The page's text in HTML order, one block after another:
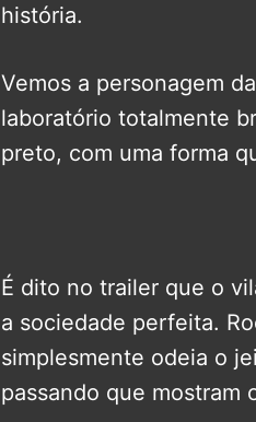
história.
Vemos a personagem
laboratório totalmente
preto, com uma forma
É dito no trailer que o
a sociedade perfeita.
simplesmente odeia o
passando que mostram